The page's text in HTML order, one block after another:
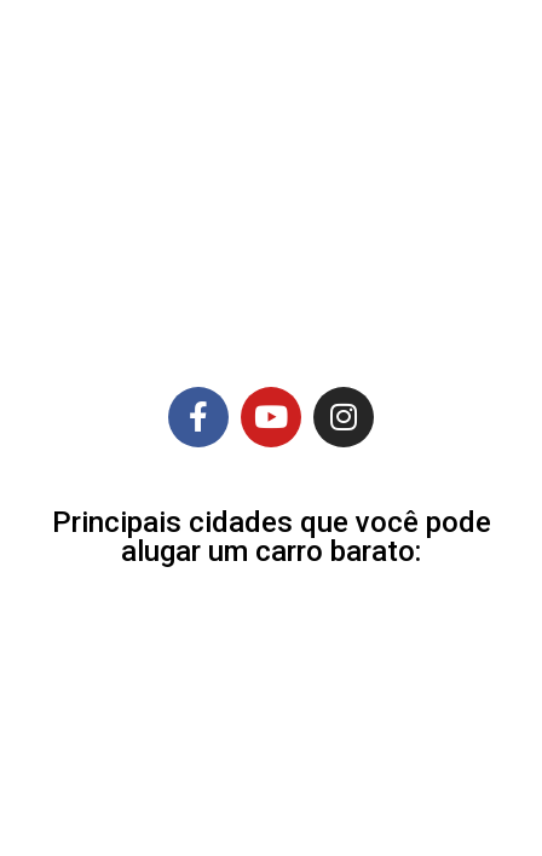
Principais cidades que você pode
alugar um carro barato: